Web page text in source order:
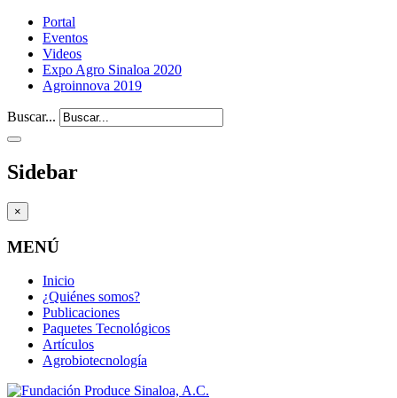
Portal
Eventos
Videos
Expo Agro Sinaloa 2020
Agroinnova 2019
Buscar...
Sidebar
×
MENÚ
Inicio
¿Quiénes somos?
Publicaciones
Paquetes Tecnológicos
Artículos
Agrobiotecnología